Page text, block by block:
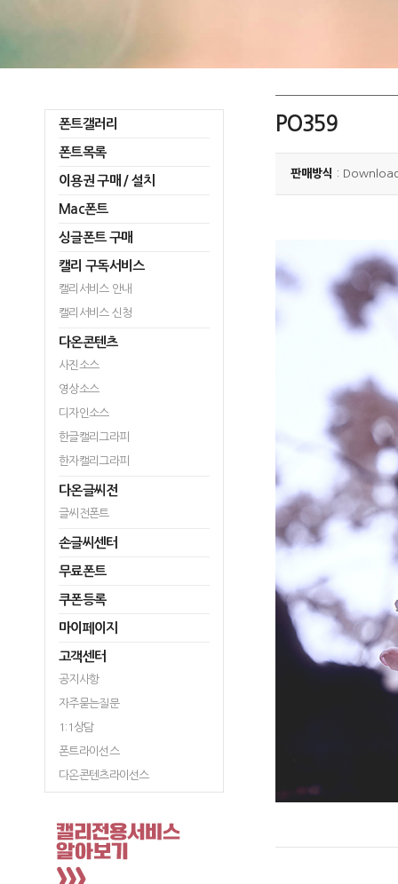
폰트갤러리
폰트목록
이용권 구매 / 설치
Mac폰트
싱글폰트 구매
캘리 구독서비스
캘리서비스 안내
캘리서비스 신청
다온콘텐츠
사진소스
영상소스
디자인소스
한글캘리그라피
한자캘리그라피
다온글씨전
글씨전폰트
손글씨센터
무료폰트
쿠폰등록
마이페이지
고객센터
공지사항
자주묻는질문
1:1상담
폰트라이선스
다온콘텐츠라이선스
PO359
판매방식 :